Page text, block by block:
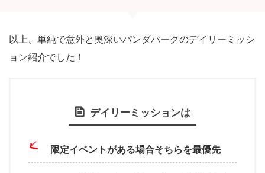
以上、単純で意外と奥深いパンダパークのデイリーミッシ
ョン紹介でした！
デイリーミッションは
限定イベントがある場合そちらを最優先